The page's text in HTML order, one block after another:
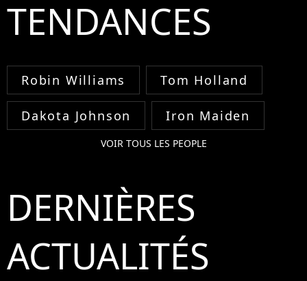
TENDANCES
Robin Williams Tom Holland
Dakota Johnson Iron Maiden
VOIR TOUS LES PEOPLE
DERNIÈRES
ACTUALITÉS